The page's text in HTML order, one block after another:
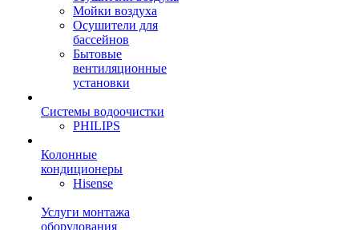
Мойки воздуха
Осушители для
бассейнов
Бытовые
вентиляционные
установки
Системы водоочистки
PHILIPS
Колонные
кондиционеры
Hisense
Услуги монтажа
оборудования